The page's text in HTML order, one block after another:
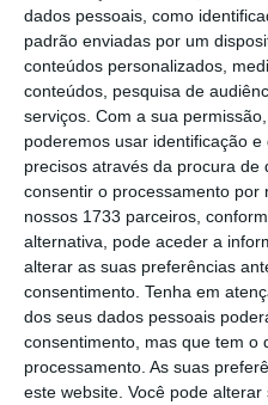
dados pessoais, como
padrão enviadas por um
conteúdos personalizados,
conteúdos, pesquisa de
serviços. Com a sua
poderemos usar identificação
precisos através da procura de
consentir o processamento por
nossos 1733 parceiros,
alternativa, pode aceder a
alterar as suas preferências
consentimento. Tenha em
dos seus dados pessoais
consentimento, mas que tem o
processamento. As suas
este website. Você pode
de 2018, Vítor
de execução média do
em 2018 era de 34%, à
representa “um
relativamente ao ano
Novo concurso do
interior
Ler Mais
“Apesar dos fundos
e comprometidos